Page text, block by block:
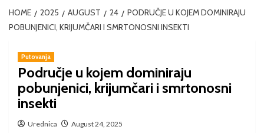
HOME 2025 AUGUST 24
PODRUČJE U KOJEM DOMINIRAJU
POBUNJENICI, KRIJUMČARI I SMRTONOSNI INSEKTI
Putovanja
Područje u kojem dominiraju
pobunjenici, krijumčari i smrtonosni
insekti
Urednica August 24, 2025